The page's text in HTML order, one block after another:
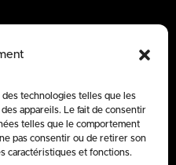
technologies telles que les
appareils. Le fait de consentir
telles que le comportement
pas consentir ou de retirer son
caractéristiques et fonctions.